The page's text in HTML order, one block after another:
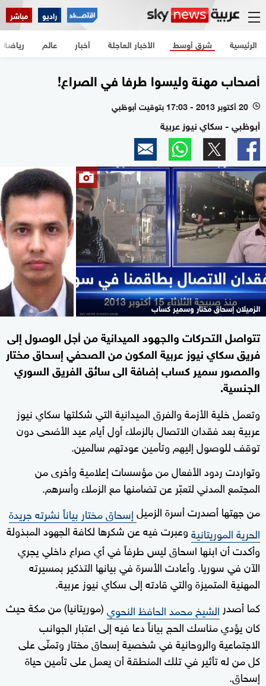
راديو مباشر
الرئيسية الأخبار العاجلة أخبار شرق أوسط عالم رياضة
أصحاب مهنة وليسوا طرفا في الصراع!
l 20 أكتوبر 2013 - 17:03 بتوقيت أبوظبي
أبوظبي - سكاي نيوز عربية
الزميلان إسحاق مختار وسمير كساب
تتواصل التحركات والجهود الميدانية من أجل الوصول إلى
فريق سكاي نيوز عربية المكون من الصحفي إسحاق مختار
والمصور سمير كساب إضافة الى سائق الفريق السوري
الجنسية.
وتعمل خلية الأزمة والفرق الميدانية التي شكلتها سكاي نيوز
عربية بعد فقدان الاتصال بالزملاء أول أيام عيد الأضحى دون
توقف للوصول إليهم وتأمين عودتهم سالمين.
وتواردت ردود الأفعال من مؤسسات إعلامية وأخرى من
المجتمع المدني لتعبّر عن تضامنها مع الزملاء وأسرهم.
من جهتها أصدرت أسرة الزميلإسحاق مختار بياناً نشرته جريدة
الحرية الموريتانيةوعبرت فيه عن شكرها لكافة الجهود المبذولة
وأكدت أن ابنها اسحاق ليس طرفاً في أي صراع داخلي يجري
الآن في سوريا. وأعادت الأسرة في بيانها التذكير بمسيرته
المهنية المتميزة والتي قادته إلى سكاي نيوز عربية.
كما أصدر الشيخ محمد الحافظ النحوي(موريتانيا) من مكة حيث
كان يؤدي مناسك الحج بياناً دعا فيه إلى اعتبار الجوانب
الاجتماعية والروحانية في شخصية إسحاق مختار وتمنّى على
كل من له تأثير في تلك المنطقة أن يعمل على تأمين حياة
إسحاق.